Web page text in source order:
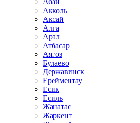
Абай
Акколь
Аксай
Алга
Арал
Атбасар
Аягоз
Булаево
Державинск
Ерейментау
Есик
Есиль
Жанатас
Жаркент